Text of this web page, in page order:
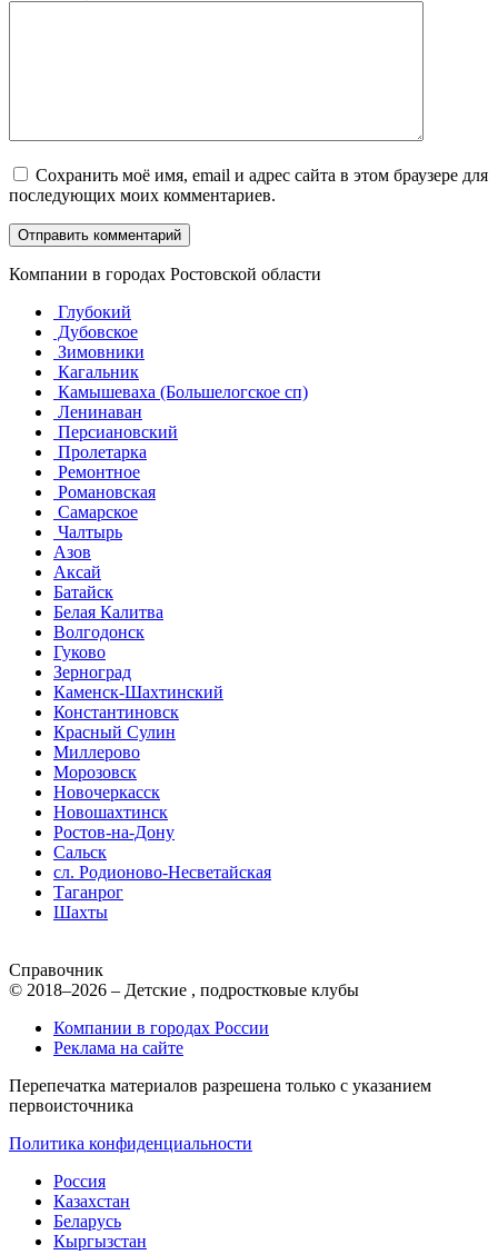
Сохранить моё имя, email и адрес сайта в этом браузере для
последующих моих комментариев.
Компании в городах Ростовской области
Глубокий
Дубовское
Зимовники
Кагальник
Камышеваха (Большелогское сп)
Ленинаван
Персиановский
Пролетарка
Ремонтное
Романовская
Самарское
Чалтырь
Азов
Аксай
Батайск
Белая Калитва
Волгодонск
Гуково
Зерноград
Каменск-Шахтинский
Константиновск
Красный Сулин
Миллерово
Морозовск
Новочеркасск
Новошахтинск
Ростов-на-Дону
Сальск
сл. Родионово-Несветайская
Таганрог
Шахты
Справочник
© 2018–2026 – Детские , подростковые клубы
Компании в городах России
Реклама на сайте
Перепечатка материалов разрешена только с указанием
первоисточника
Политика конфиденциальности
Россия
Казахстан
Беларусь
Кыргызстан